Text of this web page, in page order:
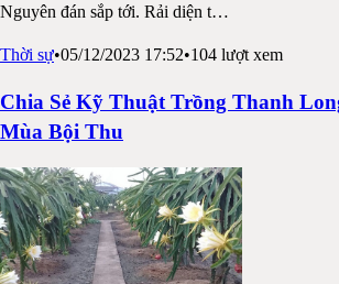
Nguyên đán sắp tới. Rải diện t…
Thời sự•05/12/2023 17:52•104 lượt xem
Chia Sẻ Kỹ Thuật Trồng Thanh
Mùa Bội Thu